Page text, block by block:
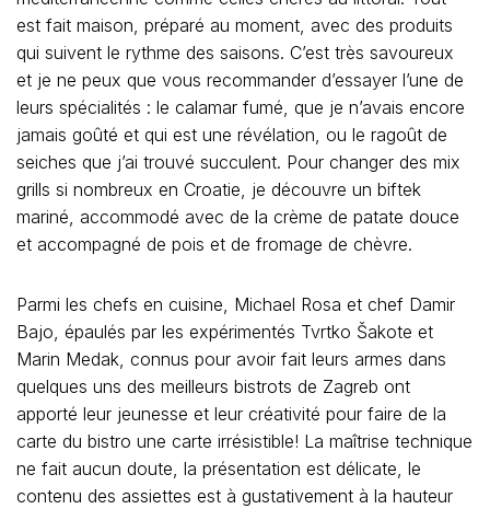
est fait maison, préparé au moment, avec des produits
qui suivent le rythme des saisons. C’est très savoureux
et je ne peux que vous recommander d’essayer l’une de
leurs spécialités : le calamar fumé, que je n’avais encore
jamais goûté et qui est une révélation, ou le ragoût de
seiches que j’ai trouvé succulent. Pour changer des mix
grills si nombreux en Croatie, je découvre un biftek
mariné, accommodé avec de la crème de patate douce
et accompagné de pois et de fromage de chèvre.
Parmi les chefs en cuisine, Michael Rosa et chef Damir
Bajo, épaulés par les expérimentés Tvrtko Šakote et
Marin Medak, connus pour avoir fait leurs armes dans
quelques uns des meilleurs bistrots de Zagreb ont
apporté leur jeunesse et leur créativité pour faire de la
carte du bistro une carte irrésistible! La maîtrise technique
ne fait aucun doute, la présentation est délicate, le
contenu des assiettes est à gustativement à la hauteur